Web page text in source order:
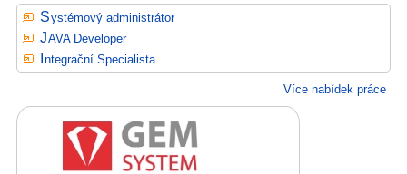
Systémový administrátor
JAVA Developer
Integrační Specialista
Více nabídek práce